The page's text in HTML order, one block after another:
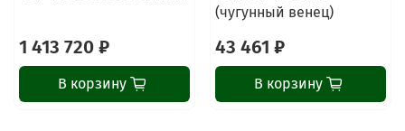
1 413 720 ₽
В корзину
(чугунный венец)
43 461 ₽
В корзину